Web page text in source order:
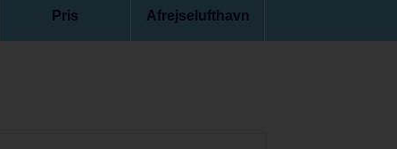
Pris Afrejselufthavn